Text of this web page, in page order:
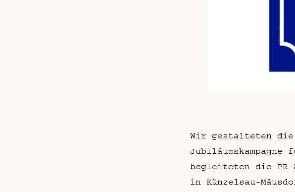
Wir gestalteten
begleiteten die
in Künzelsau-